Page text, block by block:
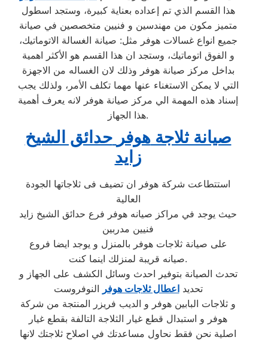
هذا القسم الذي تم إعداده بعناية كبيرة، وستجد اسطول
متميز مكون من مهندسين و فنيين متخصصين في صيانة
جميع انواع غسالات هوفر مثل: صيانة الغسالة الاتوماتيك،
و الفوق اتوماتيك، وستجد ان هذا القسم هو الأكثر اهمية
بداخل مركز صيانة هوفر وذلك لان الغساله من الاجهزة
التي لا يمكن الاستغناء عنها مهما تكلف الأمر، ولذلك يجب
إسناد هذه المهمة الي مركز صيانة هوفر لانه يعرف أهمية
هذا الجهاز.
صيانة ثلاجةهوفر حدائق الشيخ
زايد
استتطاعت شركة هوفر ان تضيف فى ثلاجاتها الجودة
العالية
حيث يوجد في مراكز صيانه هوفر فرع حدائق الشيخ زايد
فنيين مدربين
على صيانة ثلاجات هوفر بالمنزل و يوجد ايضا فروع
صيانه قريبة لمنزلك اينما كنت.
تحدث الصيانة بتوفير احدث وسائل الكشف على الجهاز و
تحديداعطال ثلاجات هوفر النوفروست
و ثلاجات البابين هوفر و الديب فريزر المنتجة من شركة
هوفر و استبدال قطع غيار الثلاجة التالفة بقطع غيار
اصلية نحن فقط نحاول مساعدتك في اصلاح ثلاجتك لانها